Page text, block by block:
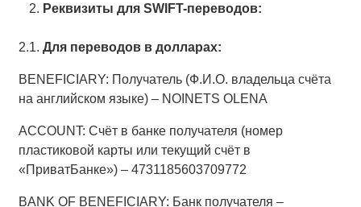
Реквизиты для SWIFT-переводов:
2.1.Для переводов в долларах:
BENEFICIARY: Получатель (Ф.И.О. владельца счёта
на английском языке) – NOINETS OLENA
ACCOUNT: Счёт в банке получателя (номер
пластиковой карты или текущий счёт в
«ПриватБанке») – 4731185603709772
BANK OF BENEFICIARY: Банк получателя –